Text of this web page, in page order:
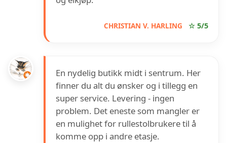
CHRISTIAN V. HARLING ☆ 5/5
En nydelig butikk midt i sentrum. Her
finner du alt du ønsker og i tillegg en
super service. Levering - ingen
problem. Det eneste som mangler er
en mulighet for rullestolbrukere til å
komme opp i andre etasje.